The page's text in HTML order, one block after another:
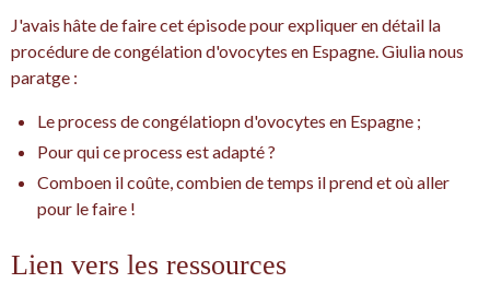
J'avais hâte de faire cet épisode pour expliquer en détail la
procédure de congélation d'ovocytes en Espagne. Giulia nous
paratge :
Le process de congélatiopn d'ovocytes en Espagne ;
Pour qui ce process est adapté ?
Comboen il coûte, combien de temps il prend et où aller
pour le faire !
Lien vers les ressources